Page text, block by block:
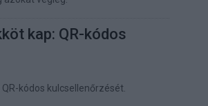
kap: QR-kódos
kódos kulcsellenőrzését.